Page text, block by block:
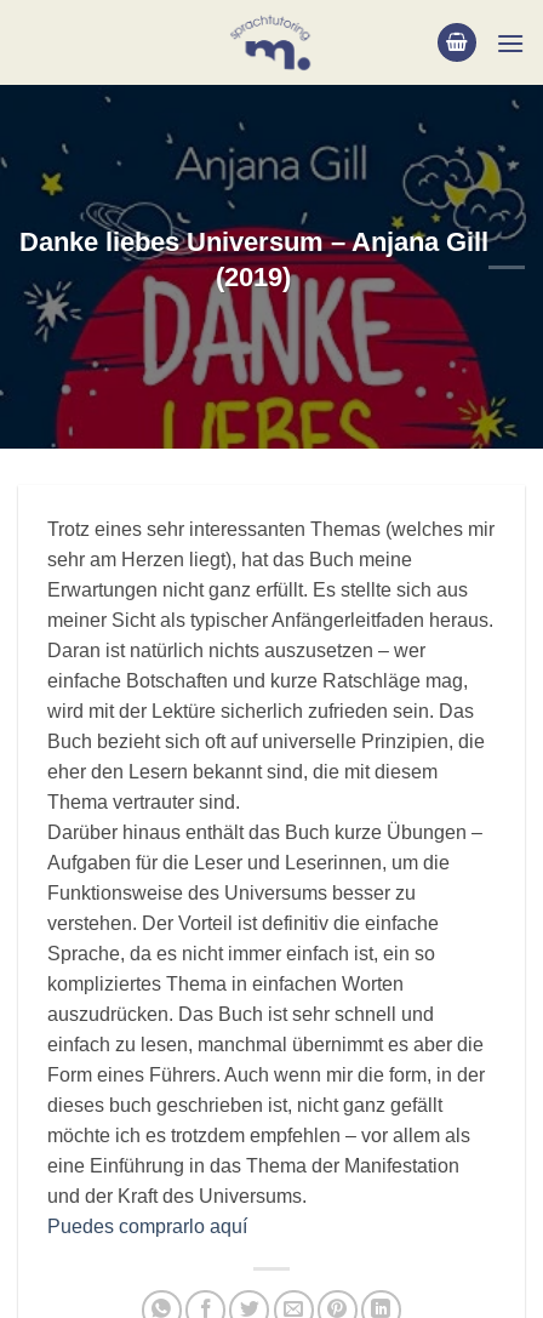
Danke liebes Universum – Anjana Gill
(2019)
Trotz eines sehr interessanten Themas (welches mir
sehr am Herzen liegt), hat das Buch meine
Erwartungen nicht ganz erfüllt. Es stellte sich aus
meiner Sicht als typischer Anfängerleitfaden heraus.
Daran ist natürlich nichts auszusetzen – wer
einfache Botschaften und kurze Ratschläge mag,
wird mit der Lektüre sicherlich zufrieden sein. Das
Buch bezieht sich oft auf universelle Prinzipien, die
eher den Lesern bekannt sind, die mit diesem
Thema vertrauter sind.
Darüber hinaus enthält das Buch kurze Übungen –
Aufgaben für die Leser und Leserinnen, um die
Funktionsweise des Universums besser zu
verstehen. Der Vorteil ist definitiv die einfache
Sprache, da es nicht immer einfach ist, ein so
kompliziertes Thema in einfachen Worten
auszudrücken. Das Buch ist sehr schnell und
einfach zu lesen, manchmal übernimmt es aber die
Form eines Führers. Auch wenn mir die form, in der
dieses buch geschrieben ist, nicht ganz gefällt
möchte ich es trotzdem empfehlen – vor allem als
eine Einführung in das Thema der Manifestation
und der Kraft des Universums.
Puedes comprarlo aquí